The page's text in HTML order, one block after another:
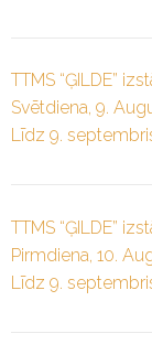
TTMS “ĢILDE”
Svētdiena, 9.
Līdz 9.
TTMS “ĢILDE”
Pirmdiena, 10.
Līdz 9.